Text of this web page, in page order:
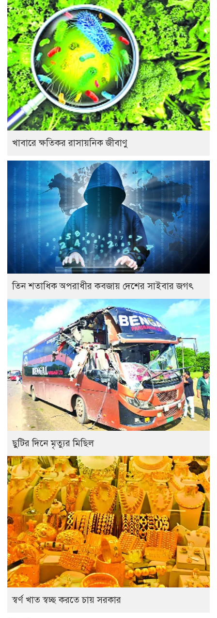
খাবারে ক্ষতিকর রাসায়নিক জীবাণু
তিন শতাধিক অপরাধীর কবজায় দেশের সাইবার জগৎ
ছুটির দিনে মৃত্যুর মিছিল
স্বর্ণ খাত স্বচ্ছ করতে চায় সরকার